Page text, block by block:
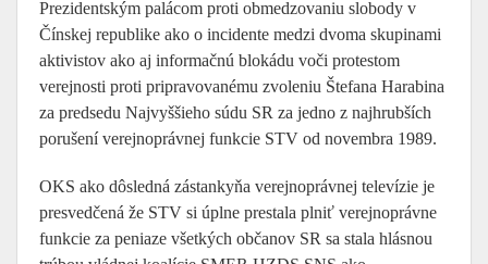
Prezidentským palácom proti obmedzovaniu slobody v
Čínskej republike ako o incidente medzi dvoma skupinami
aktivistov ako aj informačnú blokádu voči protestom
verejnosti proti pripravovanému zvoleniu Štefana Harabina
za predsedu Najvyššieho súdu SR za jedno z najhrubších
porušení verejnoprávnej funkcie STV od novembra 1989.
OKS ako dôsledná zástankyňa verejnoprávnej televízie je
presvedčená že STV si úplne prestala plniť verejnoprávne
funkcie za peniaze všetkých občanov SR sa stala hlásnou